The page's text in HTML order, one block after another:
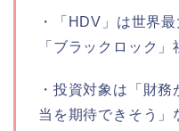
・「HDV」は世界
「ブラックロック」
・投資対象は「財
当を期待できそう」